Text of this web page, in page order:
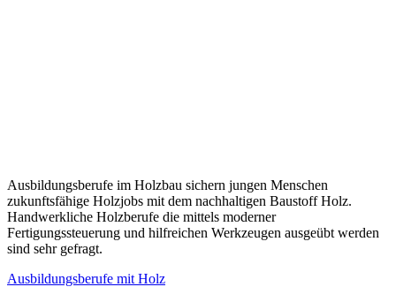
Ausbildungsberufe im Holzbau sichern jungen Menschen
zukunftsfähige Holzjobs mit dem nachhaltigen Baustoff Holz.
Handwerkliche Holzberufe die mittels moderner
Fertigungssteuerung und hilfreichen Werkzeugen ausgeübt werden
sind sehr gefragt.
Ausbildungsberufe mit Holz